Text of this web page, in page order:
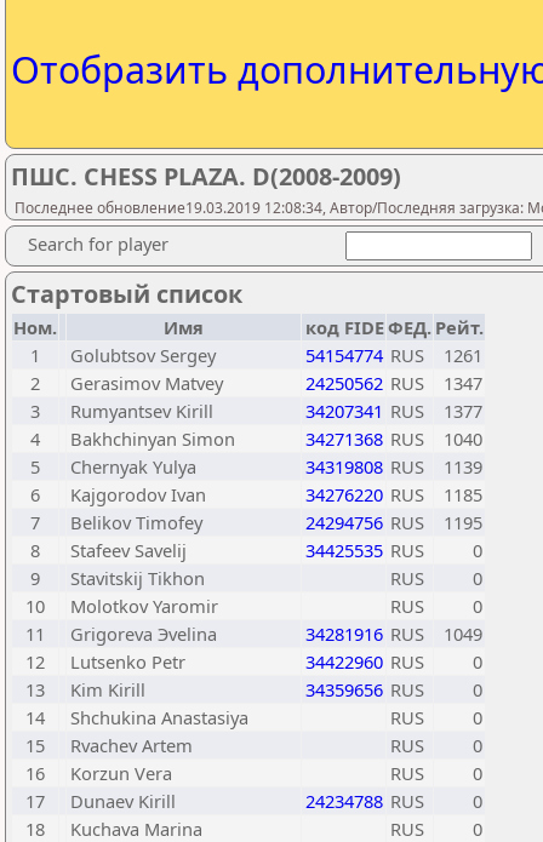
Отобразить
ПШС. CHESS PLAZA. D(2008-2009)
Последнее обновление19.03.2019 12:08:34, Автор/Последняя загрузка:
Search for player
Стартовый список
Ном. Имя код FIDEФЕД. Рейт.
1
Golubtsov Sergey 54154774 RUS
1261
2
Gerasimov Matvey 24250562 RUS
1347
3
Rumyantsev Kirill 34207341 RUS
1377
4
Bakhchinyan Simon 34271368 RUS
1040
5
Chernyak Yulya 34319808 RUS
1139
6
Kajgorodov Ivan 34276220 RUS
1185
7
Belikov Timofey 24294756 RUS
1195
8
Stafeev Savelij 34425535 RUS
0
9
Stavitskij Tikhon RUS
0
10
Molotkov Yaromir RUS
0
11
Grigoreva Эvelina 34281916 RUS
1049
12
Lutsenko Petr 34422960 RUS
0
13
Kim Kirill 34359656 RUS
0
14
Shchukina Anastasiya RUS
0
15
Rvachev Artem RUS
0
16
Korzun Vera RUS
0
17
Dunaev Kirill 24234788 RUS
0
18
Kuchava Marina RUS
0